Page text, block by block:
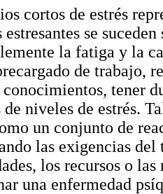
cortos de estrés
se
la fatiga y la
de trabajo,
tener
niveles de estrés.
un conjunto de
las exigencias del
los recursos o
una enfermedad